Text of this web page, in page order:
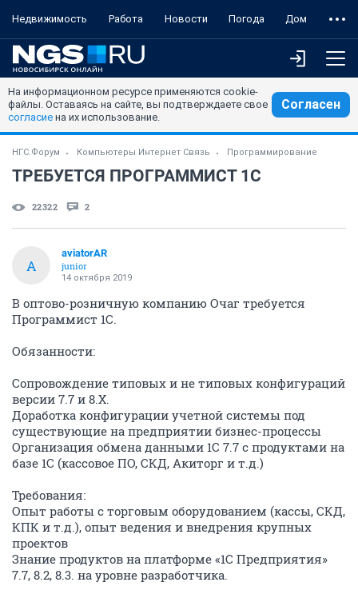
Недвижимость Работа Новости Погода Дом
На информационном ресурсе применяются cookie-
файлы. Оставаясь на сайте, вы подтверждаете свое
согласие на их использование.
Согласен
НГС.Форум Компьютеры Интернет Связь Программирование
ТРЕБУЕТСЯ ПРОГРАММИСТ 1С
22322 2
A
aviatorAR
junior
14 октября 2019
В оптово-розничную компанию Очаг требуется
Программист 1С.
Обязанности:
Сопровождение типовых и не типовых конфигураций
версии 7.7 и 8.Х.
Доработка конфигурации учетной системы под
существующие на предприятии бизнес-процессы
Организация обмена данными 1С 7.7 с продуктами на
базе 1С (кассовое ПО, СКД, Акиторг и т.д.)
Требования:
Опыт работы с торговым оборудованием (кассы, СКД,
КПК и т.д.), опыт ведения и внедрения крупных
проектов
Знание продуктов на платформе «1С Предприятия»
7.7, 8.2, 8.3. на уровне разработчика.